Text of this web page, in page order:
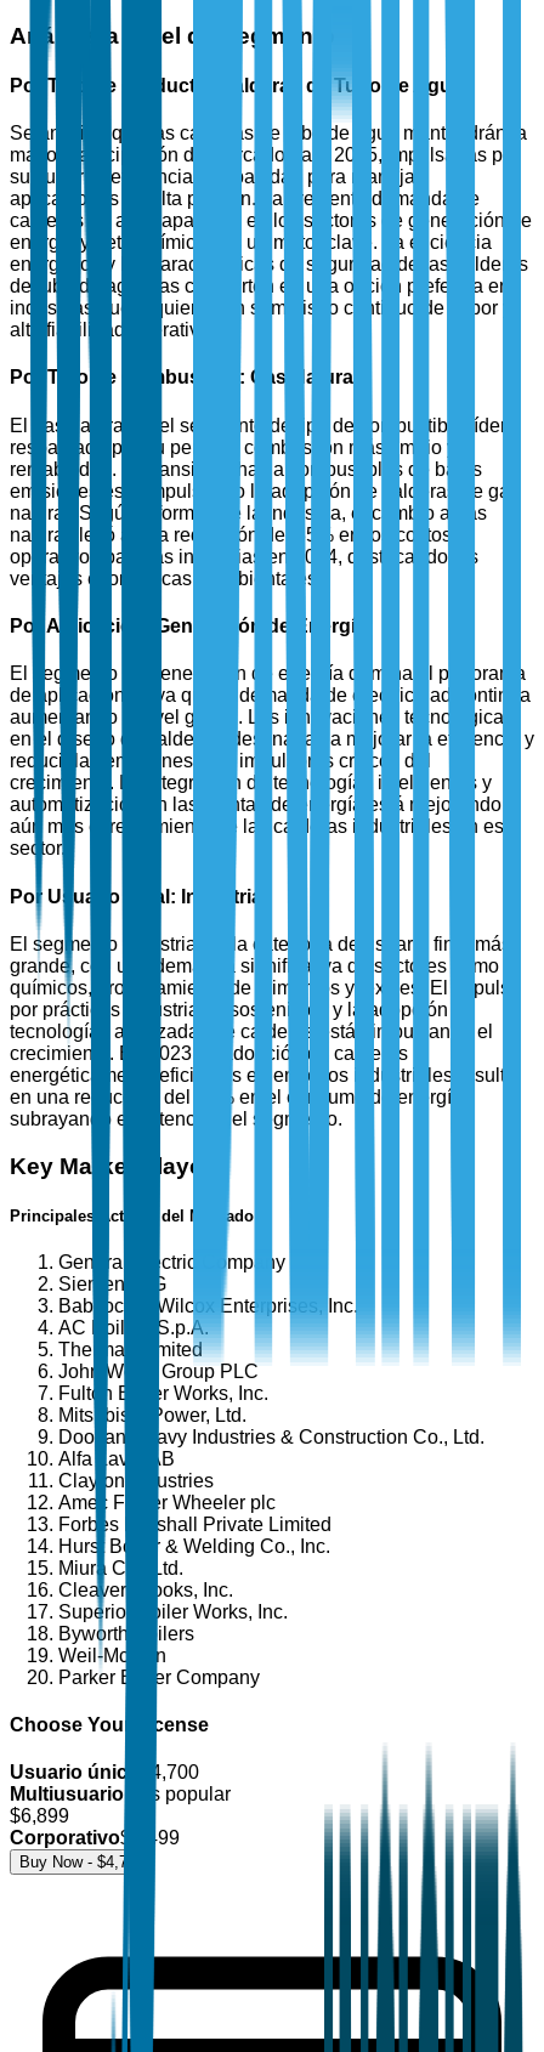
Análisis a Nivel de Segmento
Por Tipo de Producto: Calderas de Tubo de Agua
Se anticipa que las calderas de tubo de agua mantendrán la
mayor participación de mercado para 2025, impulsadas por
su superior eficiencia y capacidad para manejar
aplicaciones de alta presión. La creciente demanda de
calderas de alta capacidad en los sectores de generación de
energía y petroquímicos es un motor clave. La eficiencia
energética y las características de seguridad de las calderas
de tubo de agua las convierten en una opción preferida en
industrias que requieren un suministro continuo de vapor y
alta fiabilidad operativa.
Por Tipo de Combustible: Gas Natural
El gas natural es el segmento de tipo de combustible líder,
respaldado por su perfil de combustión más limpio y
rentabilidad. La transición hacia combustibles de bajas
emisiones está impulsando la adopción de calderas de gas
natural. Según informes de la industria, el cambio a gas
natural llevó a una reducción del 35% en los costos
operativos para las industrias en 2024, destacando las
ventajas económicas y ambientales.
Por Aplicación: Generación de Energía
El segmento de generación de energía domina el panorama
de aplicaciones, ya que la demanda de electricidad continúa
aumentando a nivel global. Las innovaciones tecnológicas
en el diseño de calderas, destinadas a mejorar la eficiencia y
reducir las emisiones, son impulsores críticos del
crecimiento. La integración de tecnologías inteligentes y
automatización en las plantas de energía está mejorando
aún más el rendimiento de las calderas industriales en este
sector.
Por Usuario Final: Industrial
El segmento industrial es la categoría de usuario final más
grande, con una demanda significativa de sectores como
químicos, procesamiento de alimentos y textiles. El impulso
por prácticas industriales sostenibles y la adopción de
tecnologías avanzadas de calderas están impulsando el
crecimiento. En 2023, la adopción de calderas
energéticamente eficientes en entornos industriales resultó
en una reducción del 28% en el consumo de energía,
subrayando el potencial del segmento.
Key Market Players
Principales Actores del Mercado
General Electric Company
Siemens AG
Babcock & Wilcox Enterprises, Inc.
AC Boilers S.p.A.
Thermax Limited
John Wood Group PLC
Fulton Boiler Works, Inc.
Mitsubishi Power, Ltd.
Doosan Heavy Industries & Construction Co., Ltd.
Alfa Laval AB
Clayton Industries
Amec Foster Wheeler plc
Forbes Marshall Private Limited
Hurst Boiler & Welding Co., Inc.
Miura Co., Ltd.
Cleaver-Brooks, Inc.
Superior Boiler Works, Inc.
Byworth Boilers
Weil-McLain
Parker Boiler Company
Choose Your License
Usuario único
4,700
Multiusuario Más popular
$6,899
Corporativo$ 8,499
Buy Now - $4,700